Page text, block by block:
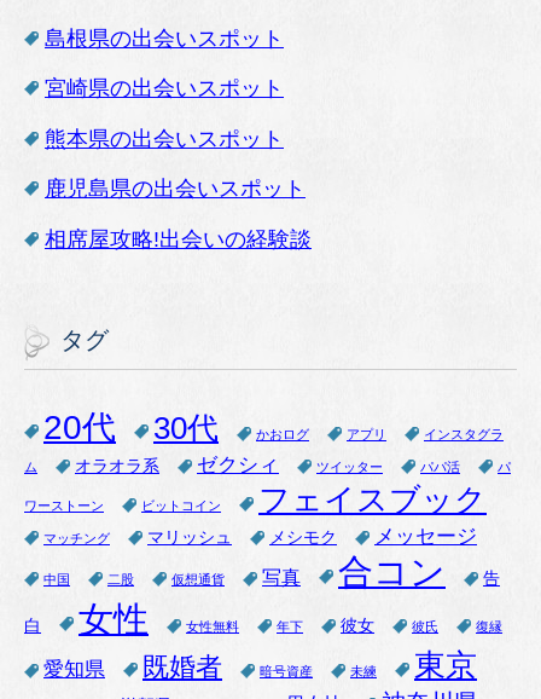
島根県の出会いスポット
宮崎県の出会いスポット
熊本県の出会いスポット
鹿児島県の出会いスポット
相席屋攻略!出会いの経験談
タグ
20代 30代 かおログ アプリ インスタグラ
ム オラオラ系 ゼクシィ ツイッター パパ活 パ
ワーストーン ビットコイン フェイスブック
マッチング マリッシュ メシモク メッセージ
中国 二股 仮想通貨 写真 合コン 告
白 女性 女性無料 年下 彼女 彼氏 復縁
愛知県 既婚者 暗号資産 未練 東京